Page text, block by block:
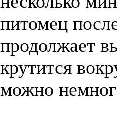
питомец
продолжает
крутится
можно